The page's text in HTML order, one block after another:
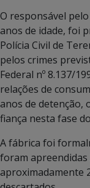
O responsável
anos de idade, foi
Polícia Civil de
pelos crimes
Federal nº 8.137/
relações de
anos de detenção,
fiança nesta fase
A fábrica foi
foram
aproximadamente